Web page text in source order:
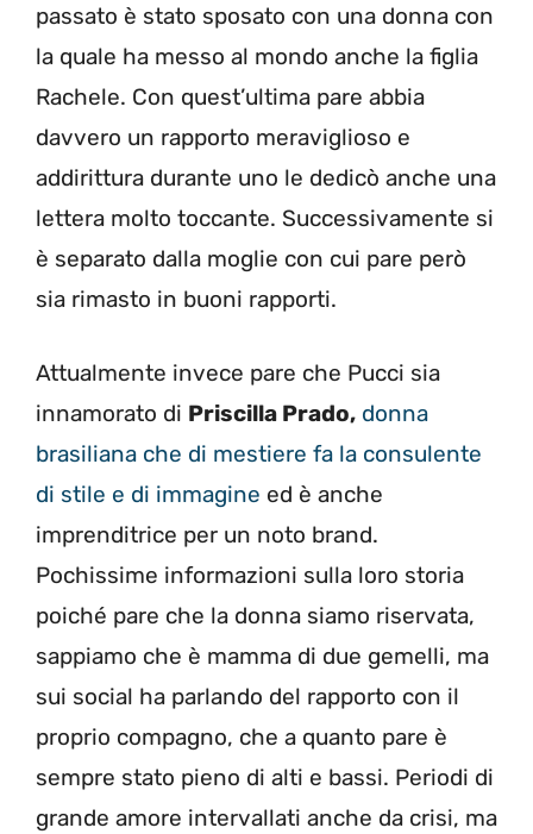
passato è stato sposato con una donna con
la quale ha messo al mondo anche la figlia
Rachele. Con quest’ultima pare abbia
davvero un rapporto meraviglioso e
addirittura durante uno le dedicò anche una
lettera molto toccante. Successivamente si
è separato dalla moglie con cui pare però
sia rimasto in buoni rapporti.
Attualmente invece pare che Pucci sia
innamorato di Priscilla Prado, donna
brasiliana che di mestiere fa la consulente
di stile e di immagine ed è anche
imprenditrice per un noto brand.
Pochissime informazioni sulla loro storia
poiché pare che la donna siamo riservata,
sappiamo che è mamma di due gemelli, ma
sui social ha parlando del rapporto con il
proprio compagno, che a quanto pare è
sempre stato pieno di alti e bassi. Periodi di
grande amore intervallati anche da crisi, ma